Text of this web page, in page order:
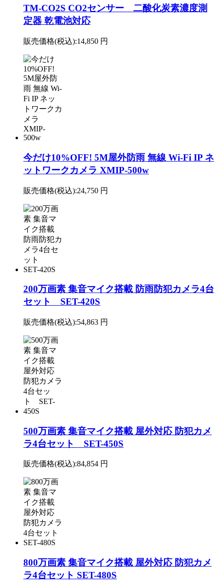
TM-CO2S CO2センサー 二酸化炭素濃度測
定器 乾電池対応
販売価格(税込):14,850 円
今だけ10%OFF! 5M屋外防雨 無線 Wi-Fi IP ネ
ットワークカメラ XMIP-500w
販売価格(税込):24,750 円
200万画素 集音マイク搭載 防雨防犯カメラ4台
セット SET-420S
販売価格(税込):54,863 円
500万画素 集音マイク搭載 屋外対応 防犯カメ
ラ4台セット SET-450S
販売価格(税込):84,854 円
800万画素 集音マイク搭載 屋外対応 防犯カメ
ラ4台セット SET-480S